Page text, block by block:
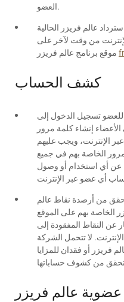
العضو.
عالم فريزر الحالية
من وقت لآخر على
كشف الحساب
إنشاء كلمة مرور
الإنترنت، ويجب عليهم
الخاصة بهم في جميع
عن أي استخدام أو وصول
من أرصدة نقاط عالم
النقاط المفقودة إلى
لا تتحمل الشركة
فريزر أو فقدان للمزايا
عالم فريزر